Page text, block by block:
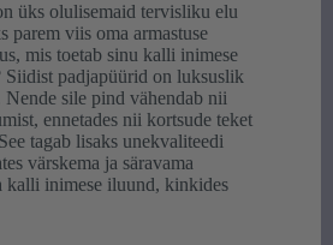
üks olulisemaid tervisliku elu
parem viis oma armastuse
mis toetab sinu kalli inimese
padjapüürid on luksuslik
Nende sile pind vähendab nii
ennetades nii kortsude teket
tagab lisaks unekvaliteedi
värskema ja säravama
kalli inimese iluund, kinkides